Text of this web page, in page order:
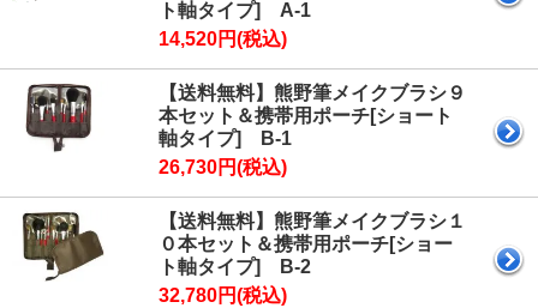
ト軸タイプ] A-1
14,520円(税込)
【送料無料】熊野筆メイクブラシ９
本セット＆携帯用ポーチ[ショート
軸タイプ] B-1
26,730円(税込)
【送料無料】熊野筆メイクブラシ１
０本セット＆携帯用ポーチ[ショー
ト軸タイプ] B-2
32,780円(税込)